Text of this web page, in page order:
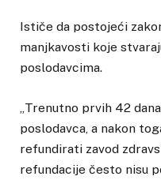
Ističe da postojeći
manjkavosti koje
poslodavcima.
„Trenutno prvih 42
poslodavca, a nakon
refundirati zavod
refundacije često nisu